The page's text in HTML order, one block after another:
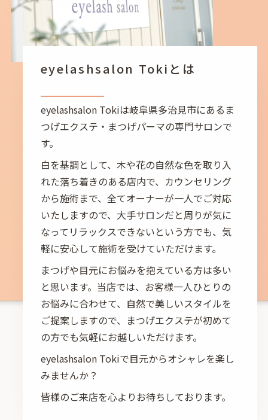
eyelashsalon Tokiとは
eyelashsalon Tokiは岐阜県多治見市にあるま
つげエクステ・まつげパーマの専門サロンで
す。
白を基調として、木や花の自然な色を取り入
れた落ち着きのある店内で、カウンセリング
から施術まで、全てオーナーが一人でご対応
いたしますので、大手サロンだと周りが気に
なってリラックスできないという方でも、気
軽に安心して施術を受けていただけます。
まつげや目元にお悩みを抱えている方は多い
と思います。当店では、お客様一人ひとりの
お悩みに合わせて、自然で美しいスタイルを
ご提案しますので、まつげエクステが初めて
の方でも気軽にお越しいただけます。
eyelashsalon Tokiで目元からオシャレを楽し
みませんか？
皆様のご来店を心よりお待ちしております。